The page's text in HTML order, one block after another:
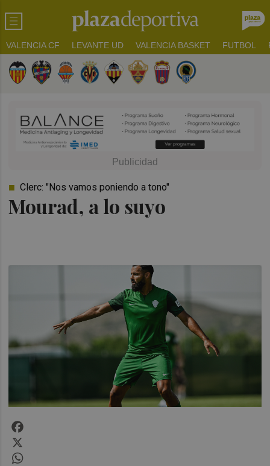
VALENCIA CF LEVANTE UD VALENCIA BASKET FUTBOL
Mourad, a lo suyo
Clerc: "Nos vamos poniendo a tono"